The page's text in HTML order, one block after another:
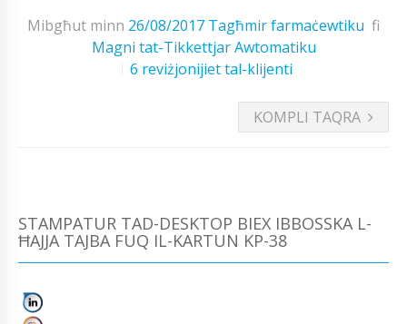
Mibgħut minn 26/08/2017 Tagħmir farmaċewtiku fi
Magni tat-Tikkettjar Awtomatiku
6 reviżjonijiet tal-klijenti
KOMPLI TAQRA
STAMPATUR TAD-DESKTOP BIEX IBBOSSKA L-
ĦAJJA TAJBA FUQ IL-KARTUN KP-38